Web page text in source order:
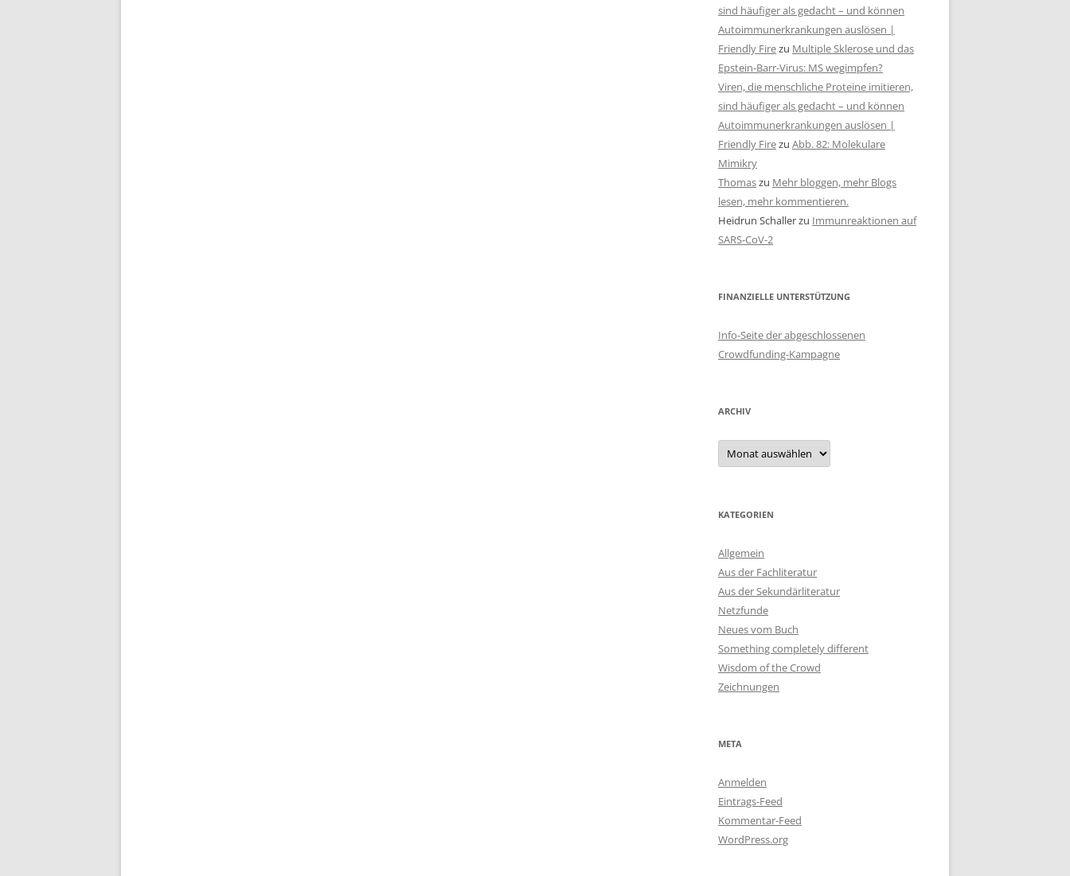
sind häufiger als gedacht – und können
Autoimmunerkrankungen auslösen |
Friendly Firezu Multiple Sklerose und das
Epstein-Barr-Virus: MS wegimpfen?
Viren, die menschliche Proteine imitieren,
sind häufiger als gedacht – und können
Autoimmunerkrankungen auslösen |
Friendly Firezu Abb. 82: Molekulare
Mimikry
Thomaszu Mehr bloggen, mehr Blogs
lesen, mehr kommentieren.
Heidrun Schallerzu Immunreaktionen auf
SARS-CoV-2
FINANZIELLE UNTERSTÜTZUNG
Info-Seite der abgeschlossenen
Crowdfunding-Kampagne
ARCHIV
Archiv
KATEGORIEN
Allgemein
Aus der Fachliteratur
Aus der Sekundärliteratur
Netzfunde
Neues vom Buch
Something completely different
Wisdom of the Crowd
Zeichnungen
META
Anmelden
Eintrags-Feed
Kommentar-Feed
WordPress.org